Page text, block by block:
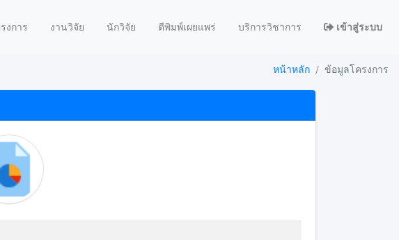
งการ งานวิจัย นักวิจัย ตีพิมพ์เผยแพร่ บริการวิชาการ เข้าสู่ระบบ
หน้าหลัก ข้อมูลโครงการ